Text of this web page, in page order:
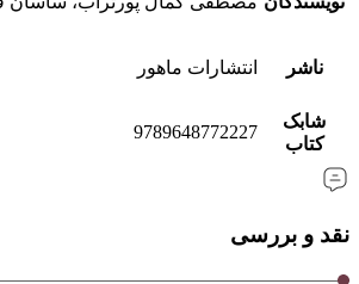
ناشر انتشارات ماهور
شابک
کتاب
9789648772227
نقد و بررسی